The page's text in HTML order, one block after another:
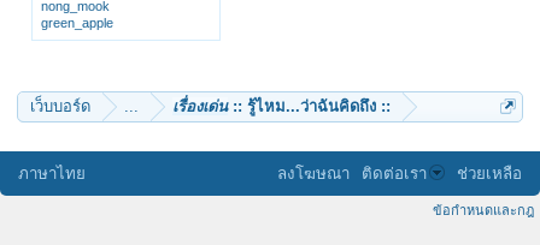
nong_mook
green_apple
เว็บบอร์ด ... เรื่องเด่น:: รู้ไหม...ว่าฉันคิดถึง ::
ภาษาไทย ลงโฆษณา ติดต่อเรา ช่วยเหลือ
ข้อกำหนดและกฎ